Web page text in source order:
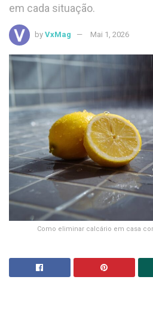
em cada situação.
by VxMag Mai 1, 2026
Como eliminar calcário em casa